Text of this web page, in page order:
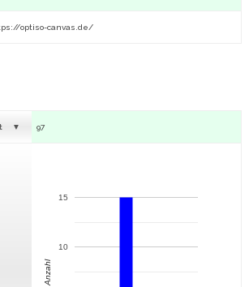
optiso-canvas.de/
97
10
15
Anzahl